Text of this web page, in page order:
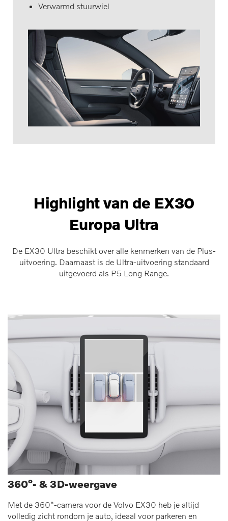
Verwarmd stuurwiel
Highlight van de EX30
Europa Ultra
De EX30 Ultra beschikt over alle kenmerken van de Plus-
uitvoering. Daarnaast is de Ultra-uitvoering standaard
uitgevoerd als P5 Long Range.
360°- & 3D-weergave
Met de 360°-camera voor de Volvo EX30 heb je altijd
volledig zicht rondom je auto, ideaal voor parkeren en